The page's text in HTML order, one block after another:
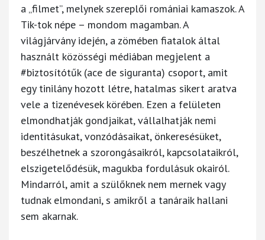
a „filmet”, melynek szereplői romániai kamaszok. A
Tik-tok népe – mondom magamban. A
világjárvány idején, a zömében fiatalok által
használt közösségi médiában megjelent a
#biztosítótűk (ace de siguranta) csoport, amit
egy tinilány hozott létre, hatalmas sikert aratva
vele a tizenévesek körében. Ezen a felületen
elmondhatják gondjaikat, vállalhatják nemi
identitásukat, vonzódásaikat, önkeresésüket,
beszélhetnek a szorongásaikról, kapcsolataikról,
elszigetelődésük, magukba fordulásuk okairól.
Mindarról, amit a szülőknek nem mernek vagy
tudnak elmondani, s amikről a tanáraik hallani
sem akarnak.